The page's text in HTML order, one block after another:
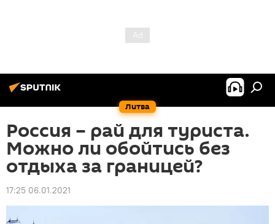
Литва
Россия – рай для туриста.
Можно ли обойтись без
отдыха за границей?
17:25 06.01.2021